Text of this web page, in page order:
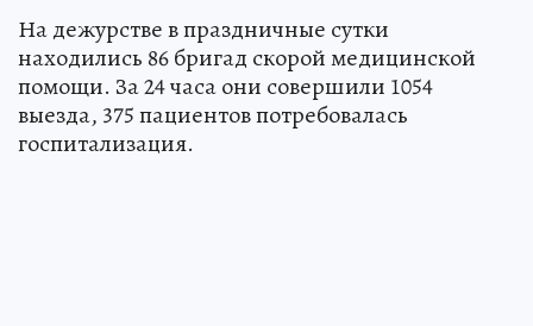
На дежурстве в праздничные сутки
находились 86 бригад скорой медицинской
помощи. За 24 часа они совершили 1054
выезда, 375 пациентов потребовалась
госпитализация.